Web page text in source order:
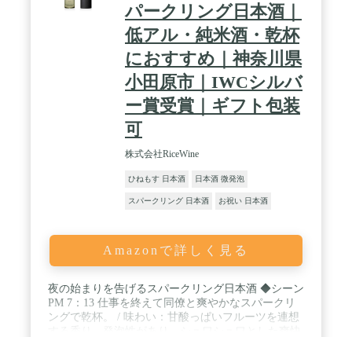
パークリング日本酒｜
低アル・純米酒・乾杯
におすすめ｜神奈川県
小田原市｜IWCシルバ
ー賞受賞｜ギフト包装
可
株式会社RiceWine
ひねもす 日本酒 日本酒 微発泡
スパークリング 日本酒 お祝い 日本酒
Amazonで詳しく見る
夜の始まりを告げるスパークリング日本酒 ◆シーン
PM 7：13 仕事を終えて同僚と爽やかなスパークリ
ングで乾杯。 / 味わい：甘酸っぱいフルーツを連想